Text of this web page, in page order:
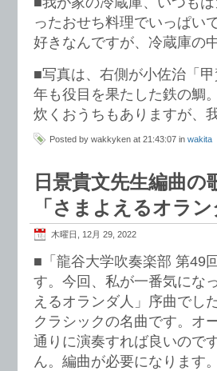
ったおせち料理でいっぱい
好きなんですが、冷蔵庫の
■写真は、右側が小佐治「
年も役目を果たした鉄の鯛
炊くおうちもありますが、
Posted by wakkyken at 21:43:07 in wakita
日景貴文先生編曲
「さまよえるオラン
木曜日, 12月 29, 2022
■「龍谷大学吹奏楽部 第49
す。今回、私が一番気にな
えるオランダ人」序曲でし
クラシックの名曲です。オ
通りに演奏すれば良いので
ん。編曲が必要になります。